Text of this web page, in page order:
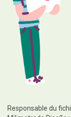
Responsable du